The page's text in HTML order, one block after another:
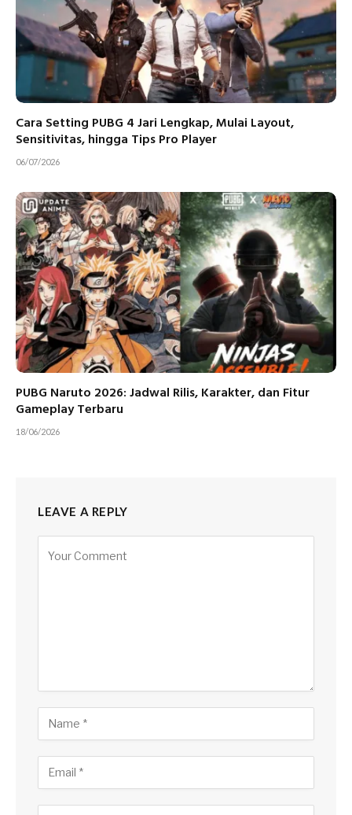
Cara Setting PUBG 4 Jari Lengkap, Mulai Layout,
Sensitivitas, hingga Tips Pro Player
06/07/2026
PUBG Naruto 2026: Jadwal Rilis, Karakter, dan Fitur
Gameplay Terbaru
18/06/2026
LEAVE A REPLY